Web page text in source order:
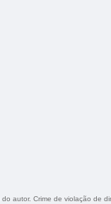
autor. Crime de violação de